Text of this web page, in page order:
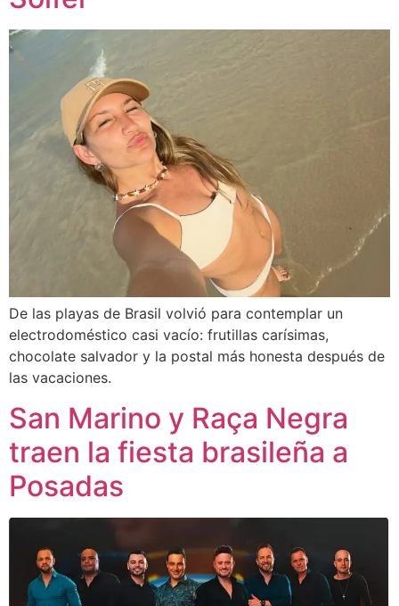
De las playas de Brasil volvió para contemplar un
electrodoméstico casi vacío: frutillas carísimas,
chocolate salvador y la postal más honesta después de
las vacaciones.
San Marino y Raça Negra
traen la fiesta brasileña a
Posadas